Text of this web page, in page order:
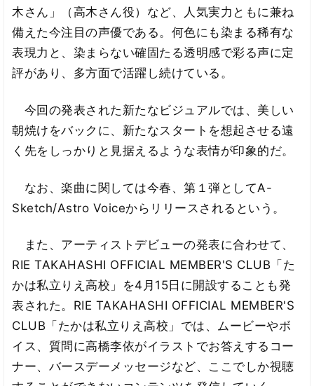
木さん」（高木さん役）など、人気実力ともに兼ね
備えた今注目の声優である。何色にも染まる稀有な
表現力と、染まらない確固たる透明感で彩る声に定
評があり、多方面で活躍し続けている。
今回の発表された新たなビジュアルでは、美しい
朝焼けをバックに、新たなスタートを想起させる遠
く先をしっかりと見据えるような表情が印象的だ。
なお、楽曲に関しては今春、第１弾としてA-
Sketch/Astro Voiceからリリースされるという。
また、アーティストデビューの発表に合わせて、
RIE TAKAHASHI OFFICIAL MEMBER'S CLUB「た
かは私立りえ高校」を4月15日に開設することも発
表された。RIE TAKAHASHI OFFICIAL MEMBER'S
CLUB「たかは私立りえ高校」では、ムービーやボ
イス、質問に高橋李依がイラストでお答えするコー
ナー、バースデーメッセージなど、ここでしか視聴